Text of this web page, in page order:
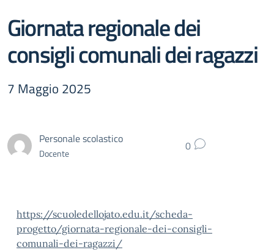
Giornata regionale dei
consigli comunali dei ragazzi
7 Maggio 2025
Personale scolastico
Docente 0
https://scuoledellojato.edu.it/scheda-
progetto/giornata-regionale-dei-consigli-
comunali-dei-ragazzi/